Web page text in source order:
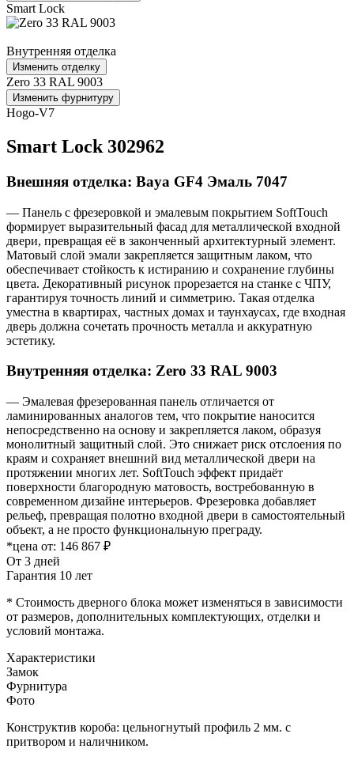
Smart Lock
Внутренняя отделка
Изменить отделку
Zero 33 RAL 9003
Изменить фурнитуру
Hogo-V7
Smart Lock 302962
Внешняя отделка: Baya GF4 Эмаль 7047
— Панель с фрезеровкой и эмалевым покрытием SoftTouch
формирует выразительный фасад для металлической входной
двери, превращая её в законченный архитектурный элемент.
Матовый слой эмали закрепляется защитным лаком, что
обеспечивает стойкость к истиранию и сохранение глубины
цвета. Декоративный рисунок прорезается на станке с ЧПУ,
гарантируя точность линий и симметрию. Такая отделка
уместна в квартирах, частных домах и таунхаусах, где входная
дверь должна сочетать прочность металла и аккуратную
эстетику.
Внутренняя отделка: Zero 33 RAL 9003
— Эмалевая фрезерованная панель отличается от
ламинированных аналогов тем, что покрытие наносится
непосредственно на основу и закрепляется лаком, образуя
монолитный защитный слой. Это снижает риск отслоения по
краям и сохраняет внешний вид металлической двери на
протяжении многих лет. SoftTouch эффект придаёт
поверхности благородную матовость, востребованную в
современном дизайне интерьеров. Фрезеровка добавляет
рельеф, превращая полотно входной двери в самостоятельный
объект, а не просто функциональную преграду.
*цена от: 146 867 ₽
От 3 дней
Гарантия 10 лет
* Стоимость дверного блока может изменяться в зависимости
от размеров, дополнительных комплектующих, отделки и
условий монтажа.
Характеристики
Замок
Фурнитура
Фото
Конструктив короба: цельногнутый профиль 2 мм. с
притвором и наличником.